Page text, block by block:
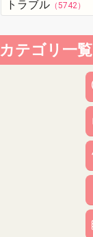
トラブル （5742）
カテゴリ一覧